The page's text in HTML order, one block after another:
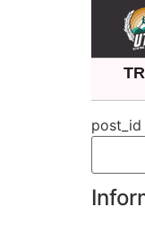
post_id